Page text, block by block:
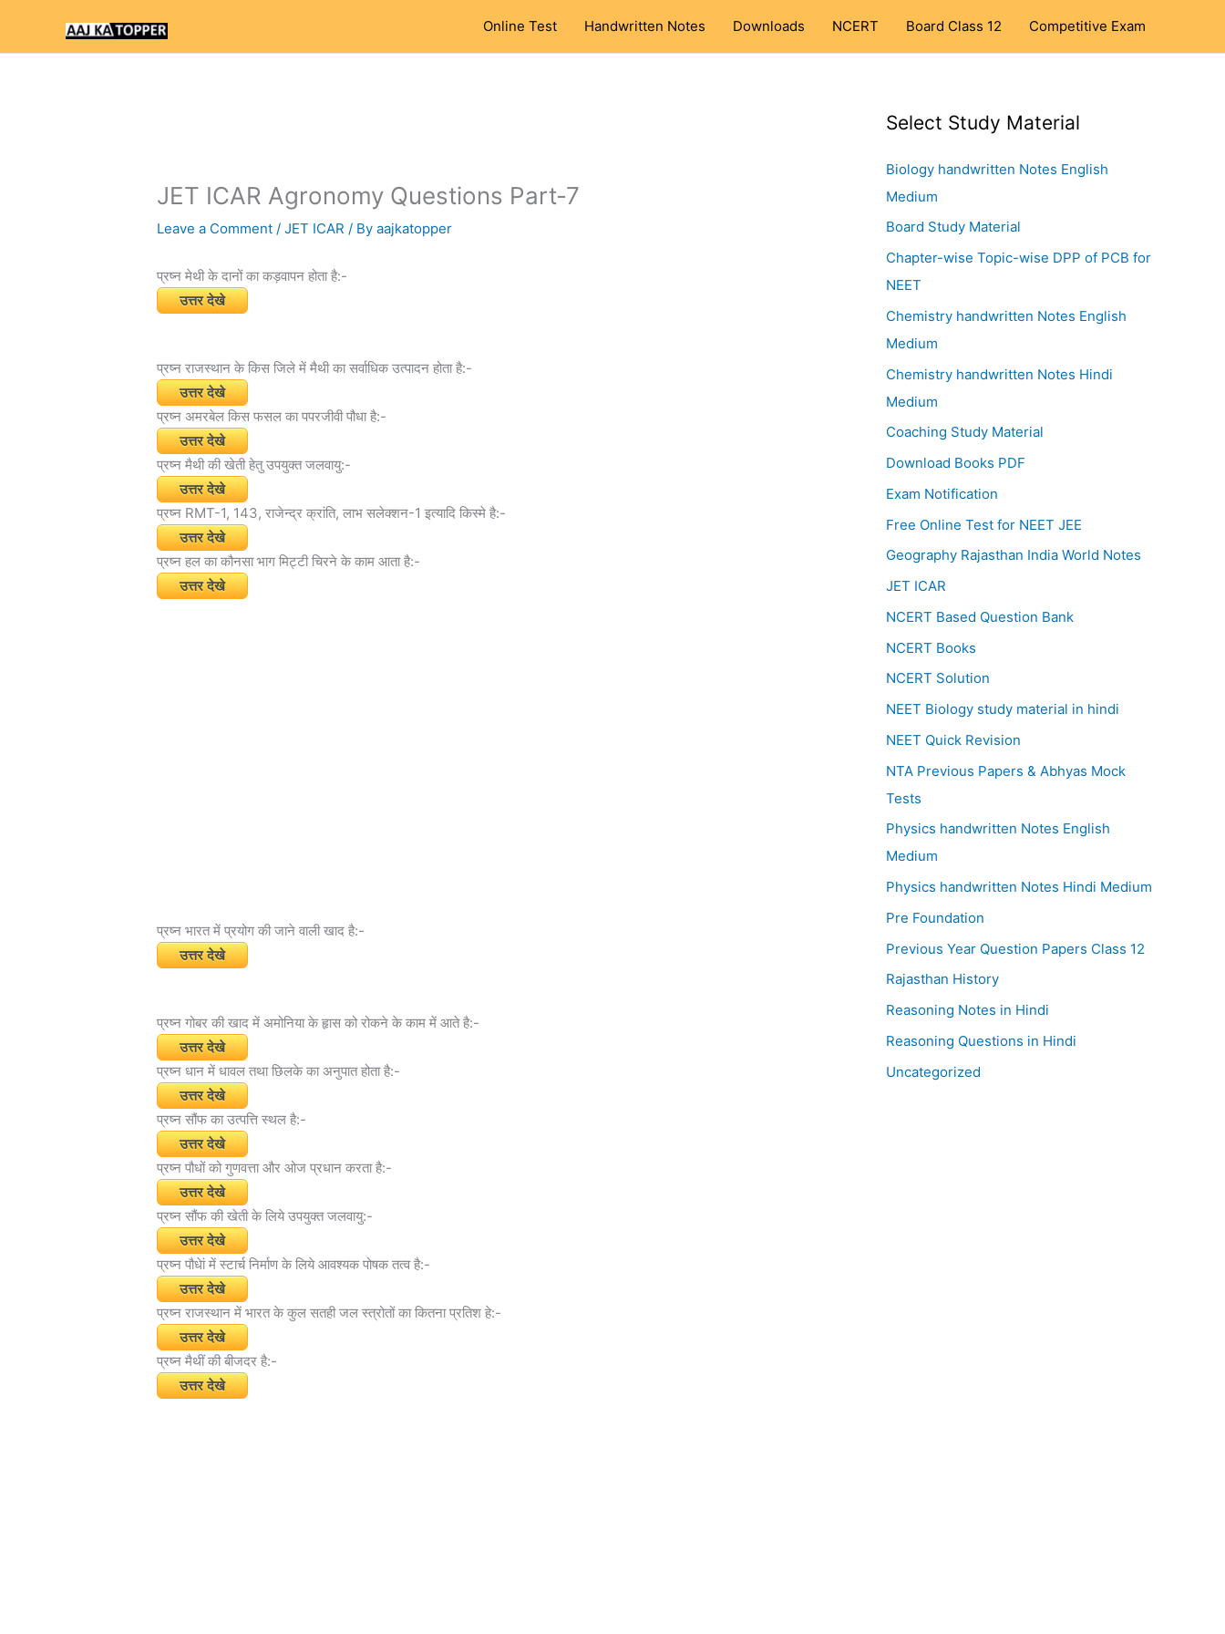
content
Online Test Handwritten Notes Downloads NCERT Board Class 12 Competitive Exam
JET ICAR Agronomy Questions Part-7
Leave a Comment /JET ICAR / Byaajkatopper
प्रष्न मेथी के दानों का कड़वापन होता है:-
उत्तर देखे
प्रष्न राजस्थान के किस जिले में मैथी का सर्वाधिक उत्पादन होता है:-
उत्तर देखे
प्रष्न अमरबेल किस फसल का पपरजीवी पौधा है:-
उत्तर देखे
प्रष्न मैथी की खेती हेतु उपयुक्त जलवायु:-
उत्तर देखे
प्रष्न RMT-1, 143, राजेन्द्र क्रांति, लाभ सलेक्शन-1 इत्यादि किस्मे है:-
उत्तर देखे
प्रष्न हल का कौनसा भाग मिट्टी चिरने के काम आता है:-
उत्तर देखे
प्रष्न भारत में प्रयोग की जाने वाली खाद है:-
उत्तर देखे
प्रष्न गोबर की खाद में अमोनिया के हृास को रोकने के काम में आते है:-
उत्तर देखे
प्रष्न धान में धावल तथा छिलके का अनुपात होता है:-
उत्तर देखे
प्रष्न सौंफ का उत्पत्ति स्थल है:-
उत्तर देखे
प्रष्न पौधों को गुणवत्ता और ओज प्रधान करता है:-
उत्तर देखे
प्रष्न सौंफ की खेती के लिये उपयुक्त जलवायु:-
उत्तर देखे
प्रष्न पौधेां में स्टार्च निर्माण के लिये आवश्यक पोषक तत्व है:-
उत्तर देखे
प्रष्न राजस्थान में भारत के कुल सतही जल स्त्रोतों का कितना प्रतिश हे:-
उत्तर देखे
प्रष्न मैथीं की बीजदर है:-
उत्तर देखे
Select Study Material
Biology handwritten Notes English
Medium
Board Study Material
Chapter-wise Topic-wise DPP of PCB for
NEET
Chemistry handwritten Notes English
Medium
Chemistry handwritten Notes Hindi
Medium
Coaching Study Material
Download Books PDF
Exam Notification
Free Online Test for NEET JEE
Geography Rajasthan India World Notes
JET ICAR
NCERT Based Question Bank
NCERT Books
NCERT Solution
NEET Biology study material in hindi
NEET Quick Revision
NTA Previous Papers & Abhyas Mock
Tests
Physics handwritten Notes English
Medium
Physics handwritten Notes Hindi Medium
Pre Foundation
Previous Year Question Papers Class 12
Rajasthan History
Reasoning Notes in Hindi
Reasoning Questions in Hindi
Uncategorized